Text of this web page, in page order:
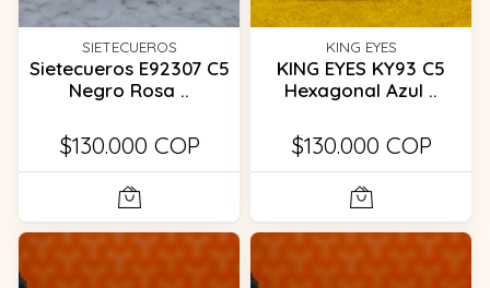
SIETECUEROS
Sietecueros E92307 C5
Negro Rosa ..
$130.000 COP
KING EYES
KING EYES KY93 C5
Hexagonal Azul ..
$130.000 COP